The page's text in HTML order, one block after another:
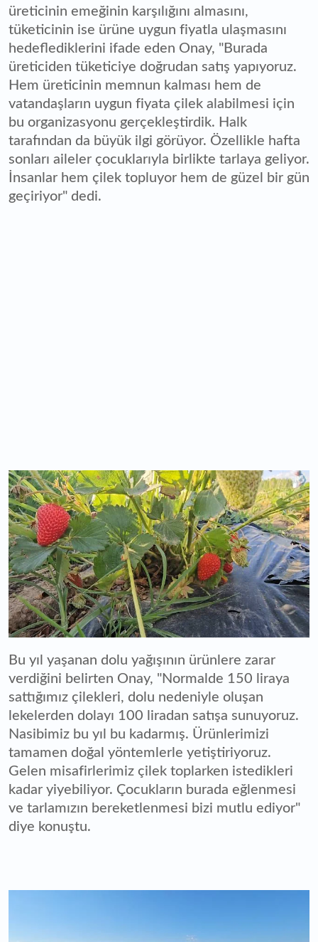
üreticinin emeğinin karşılığını almasını,
tüketicinin ise ürüne uygun fiyatla ulaşmasını
hedeflediklerini ifade eden Onay, "Burada
üreticiden tüketiciye doğrudan satış yapıyoruz.
Hem üreticinin memnun kalması hem de
vatandaşların uygun fiyata çilek alabilmesi için
bu organizasyonu gerçekleştirdik. Halk
tarafından da büyük ilgi görüyor. Özellikle hafta
sonları aileler çocuklarıyla birlikte tarlaya geliyor.
İnsanlar hem çilek topluyor hem de güzel bir gün
geçiriyor" dedi.
Bu yıl yaşanan dolu yağışının ürünlere zarar
verdiğini belirten Onay, "Normalde 150 liraya
sattığımız çilekleri, dolu nedeniyle oluşan
lekelerden dolayı 100 liradan satışa sunuyoruz.
Nasibimiz bu yıl bu kadarmış. Ürünlerimizi
tamamen doğal yöntemlerle yetiştiriyoruz.
Gelen misafirlerimiz çilek toplarken istedikleri
kadar yiyebiliyor. Çocukların burada eğlenmesi
ve tarlamızın bereketlenmesi bizi mutlu ediyor"
diye konuştu.